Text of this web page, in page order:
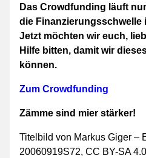
Das Crowdfunding läuft
die Finanzierungsschwelle
Jetzt möchten wir euch,
Hilfe bitten, damit wir
können.
Zum Crowdfunding
Zämme sind mier stärker!
Titelbild von Markus Giger –
20060919S72, CC BY-SA